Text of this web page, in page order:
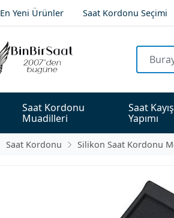
En Yeni Ürünler Saat Kordonu Seçimi
Saat Kordonu
Muadilleri
Saat
Yapımı
Saat Kordonu Silikon Saat Kordonu